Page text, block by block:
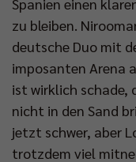
Spanien einen
zu bleiben.
deutsche Duo mit
imposanten Arena
ist wirklich schade,
nicht in den Sand
jetzt schwer, aber
trotzdem viel